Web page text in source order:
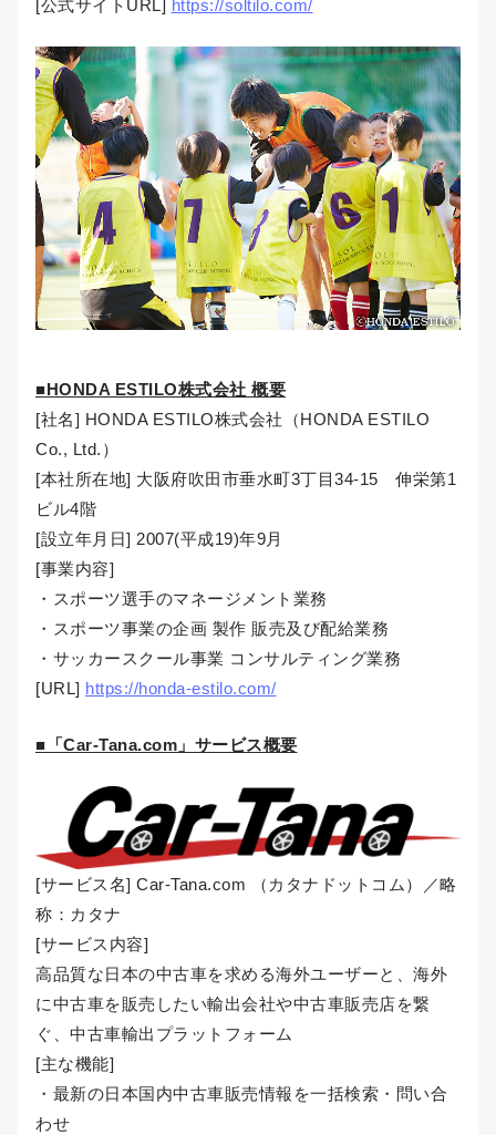
[公式サイトURL] https://soltilo.com/
■HONDA ESTILO株式会社 概要
[社名] HONDA ESTILO株式会社（HONDA ESTILO
Co., Ltd.）
[本社所在地] 大阪府吹田市垂水町3丁目34-15 伸栄第1
ビル4階
[設立年月日] 2007(平成19)年9月
[事業内容]
・スポーツ選手のマネージメント業務
・スポーツ事業の企画 製作 販売及び配給業務
・サッカースクール事業 コンサルティング業務
[URL] https://honda-estilo.com/
■「Car-Tana.com」サービス概要
[サービス名] Car-Tana.com （カタナドットコム）／略
称：カタナ
[サービス内容]
高品質な日本の中古車を求める海外ユーザーと、海外
に中古車を販売したい輸出会社や中古車販売店を繋
ぐ、中古車輸出プラットフォーム
[主な機能]
・最新の日本国内中古車販売情報を一括検索・問い合
わせ